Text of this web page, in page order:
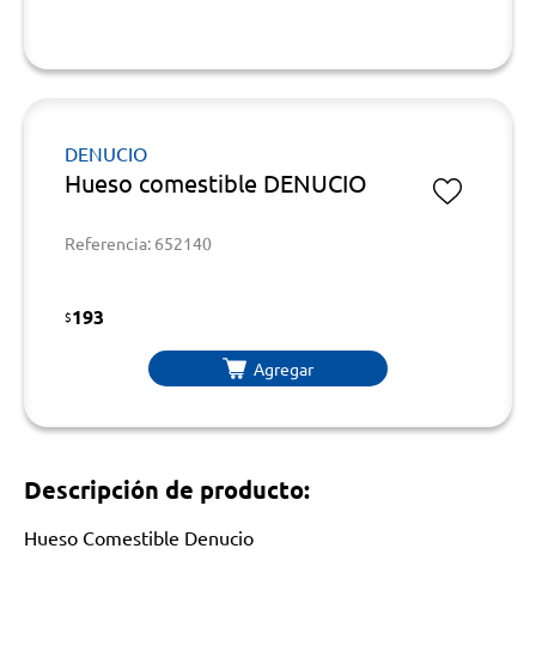
DENUCIO
Hueso comestible DENUCIO
Referencia: 652140
$193
Agregar
Descripción de producto:
Hueso Comestible Denucio